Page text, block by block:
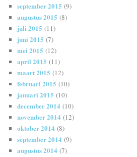
september 2015 (9)
augustus 2015 (8)
juli 2015 (11)
juni 2015 (7)
mei 2015 (12)
april 2015 (11)
maart 2015 (12)
februari 2015 (10)
januari 2015 (10)
december 2014 (10)
november 2014 (12)
oktober 2014 (8)
september 2014 (9)
augustus 2014 (7)